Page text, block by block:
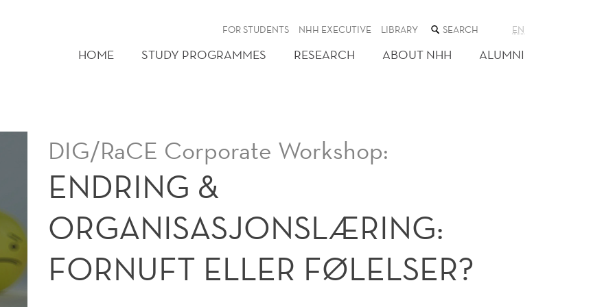
FOR STUDENTS NHH EXECUTIVE LIBRARY SEARCH
THE
WEB
SITE
EN
HOME STUDY PROGRAMMES RESEARCH ABOUT NHH ALUMNI
DIG/RaCE Corporate Workshop:
ENDRING &
ORGANISASJONSLÆRING:
FORNUFT ELLER FØLELSER?